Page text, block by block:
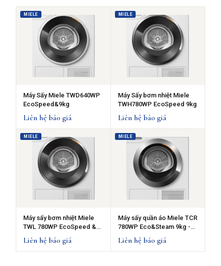
MIELE
Máy Sấy Miele TWD640WP
EcoSpeed&9kg
Liên hệ báo giá
MIELE
Máy Sấy bơm nhiệt Miele
TWH780WP EcoSpeed 9kg
Liên hệ báo giá
MIELE
Máy sấy bơm nhiệt Miele
TWL 780WP EcoSpeed &
Steam - 9kg
Liên hệ báo giá
MIELE
Máy sấy quần áo Miele TCR
780WP Eco&Steam 9kg -
Sấy bơm nhiệt
Liên hệ báo giá